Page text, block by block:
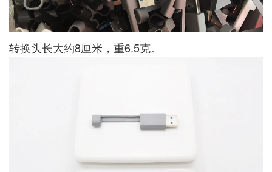
转换头长大约8厘米，重6.5克。